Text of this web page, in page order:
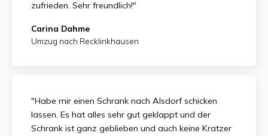
zufrieden. Sehr freundlich!"
Carina Dahme
Umzug nach Recklinkhausen
"Habe mir einen Schrank nach Alsdorf schicken
lassen. Es hat alles sehr gut geklappt und der
Schrank ist ganz geblieben und auch keine Kratzer